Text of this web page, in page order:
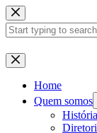
Pular
para
o
Home
Quem somos
História